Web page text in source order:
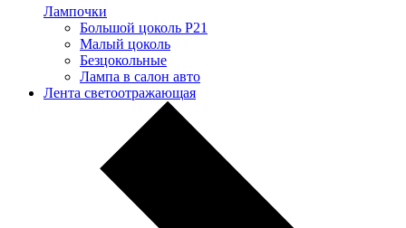
Лампочки
Большой цоколь P21
Малый цоколь
Безцокольные
Лампа в салон авто
Лента светоотражающая